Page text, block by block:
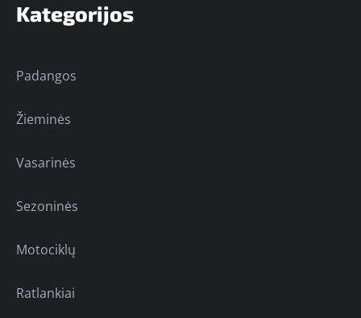
Kategorijos
Padangos
Žieminės
Vasarinės
Sezoninės
Motociklų
Ratlankiai